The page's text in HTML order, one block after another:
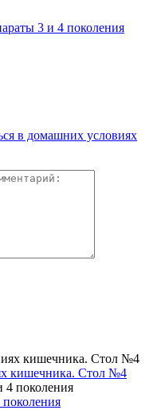
3 и 4 поколения
в домашних условиях
кишечника. Стол №4